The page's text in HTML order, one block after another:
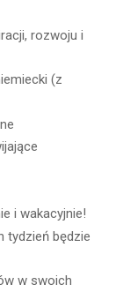
rozwoju i
(z
i wakacyjnie!
tydzień będzie
w swoich